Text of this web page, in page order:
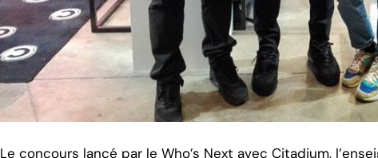
Le concours lancé par le Who’s Next avec Citadium,